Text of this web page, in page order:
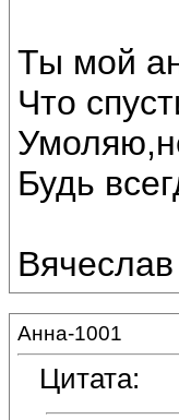
Ты мой
Что
Будь
Анна-1001
Цитата: